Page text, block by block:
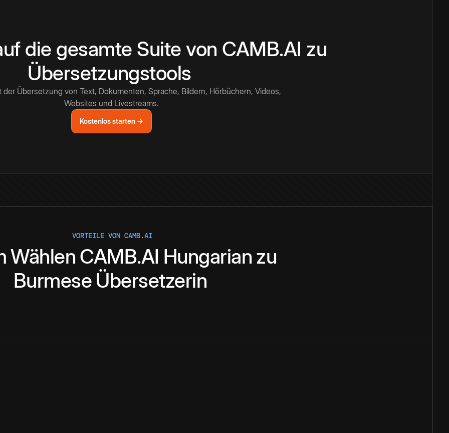
die gesamte Suite von CAMB.AI zu
Übersetzungstools
der Übersetzung von Text, Dokumenten, Sprache, Bildern, Hörbüchern, Videos,
Websites und Livestreams.
Kostenlos starten →
VORTEILE VON CAMB.AI
Wählen CAMB.AI Hungarian zu
Burmese Übersetzerin